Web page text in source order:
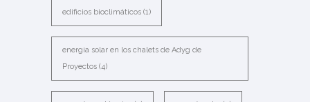
edificios bioclimáticos (1)
energia solar en los chalets de Adyg de
Proyectos (4)